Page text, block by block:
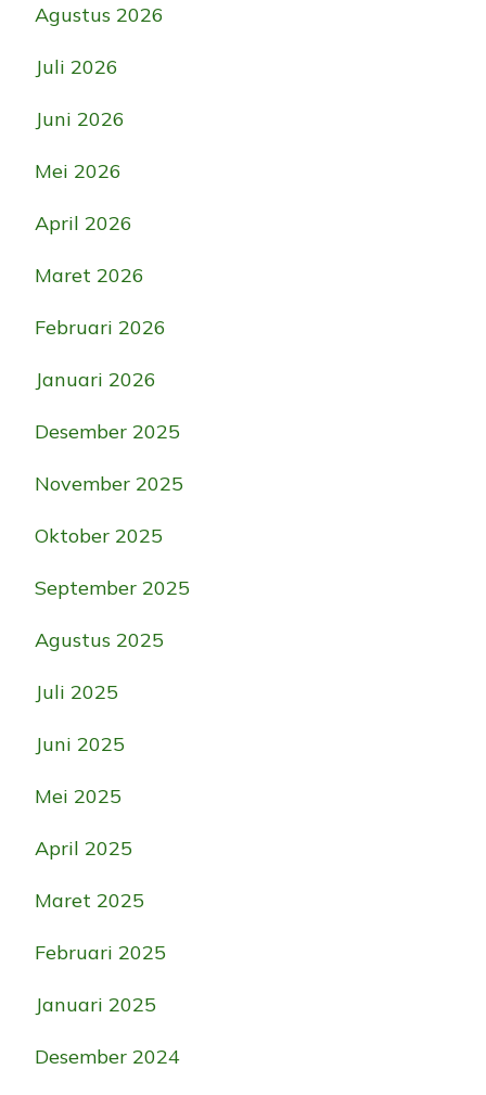
Agustus 2026
Juli 2026
Juni 2026
Mei 2026
April 2026
Maret 2026
Februari 2026
Januari 2026
Desember 2025
November 2025
Oktober 2025
September 2025
Agustus 2025
Juli 2025
Juni 2025
Mei 2025
April 2025
Maret 2025
Februari 2025
Januari 2025
Desember 2024